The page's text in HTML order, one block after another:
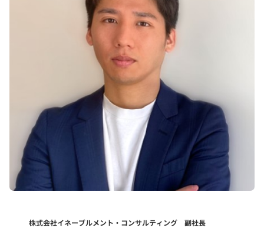
株式会社イネーブルメント・コンサルティング 副社長